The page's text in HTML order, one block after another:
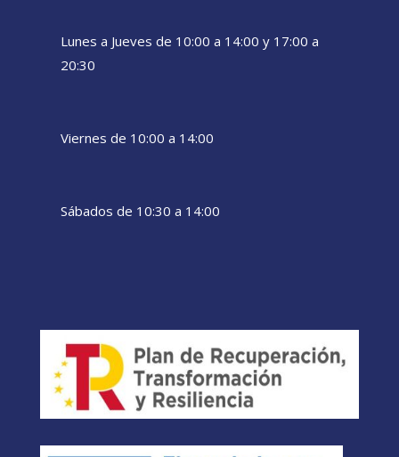
Lunes a Jueves de 10:00 a 14:00 y 17:00 a
20:30
Viernes de 10:00 a 14:00
Sábados de 10:30 a 14:00